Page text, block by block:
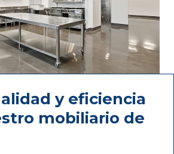
y eficiencia
mobiliario de